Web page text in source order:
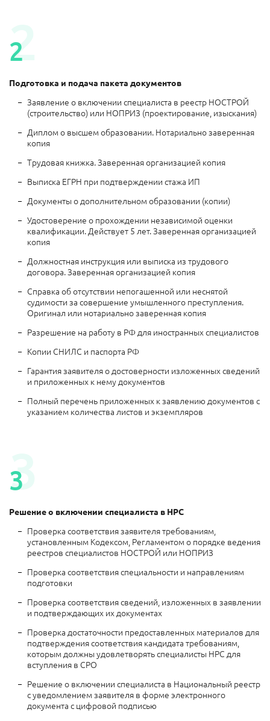
2
2
Подготовка и подача пакета документов
Заявление о включении специалиста в реестр НОСТРОЙ
(строительство) или НОПРИЗ (проектирование, изыскания)
Диплом о высшем образовании. Нотариально заверенная
копия
Трудовая книжка. Заверенная организацией копия
Выписка ЕГРН при подтверждении стажа ИП
Документы о дополнительном образовании (копии)
Удостоверение о прохождении независимой оценки
квалификации. Действует 5 лет. Заверенная организацией
копия
Должностная инструкция или выписка из трудового
договора. Заверенная организацией копия
Справка об отсутствии непогашенной или неснятой
судимости за совершение умышленного преступления.
Оригинал или нотариально заверенная копия
Разрешение на работу в РФ для иностранных специалистов
Копии СНИЛС и паспорта РФ
Гарантия заявителя о достоверности изложенных сведений
и приложенных к нему документов
Полный перечень приложенных к заявлению документов с
указанием количества листов и экземпляров
3
3
Решение о включении специалиста в НРС
Проверка соответствия заявителя требованиям,
установленным Кодексом, Регламентом о порядке ведения
реестров специалистов НОСТРОЙ или НОПРИЗ
Проверка соответствия специальности и направлениям
подготовки
Проверка соответствия сведений, изложенных в заявлении
и подтверждающих их документах
Проверка достаточности предоставленных материалов для
подтверждения соответствия кандидата требованиям,
которым должны удовлетворять специалисты НРС для
вступления в СРО
Решение о включении специалиста в Национальный реестр
с уведомлением заявителя в форме электронного
документа с цифровой подписью